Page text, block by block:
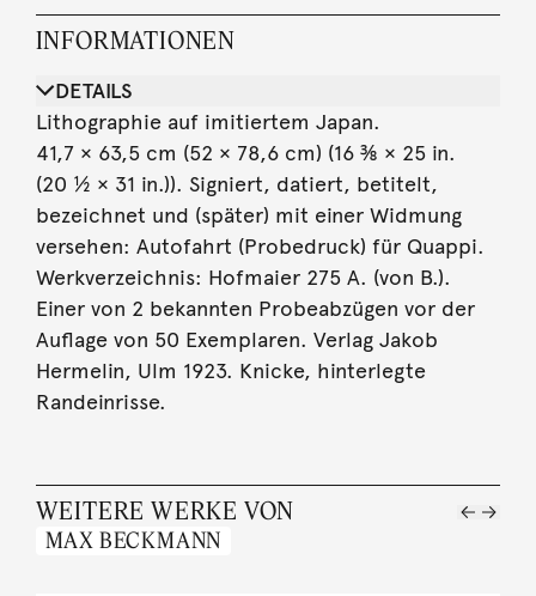
INFORMATIONEN
DETAILS
Lithographie auf imitiertem Japan.
41,7 × 63,5 cm (52 × 78,6 cm) (16 ⅜ × 25 in.
(20 ½ × 31 in.)). Signiert, datiert, betitelt,
bezeichnet und (später) mit einer Widmung
versehen: Autofahrt (Probedruck) für Quappi.
Werkverzeichnis: Hofmaier 275 A. (von B.).
Einer von 2 bekannten Probeabzügen vor der
Auflage von 50 Exemplaren. Verlag Jakob
Hermelin, Ulm 1923. Knicke, hinterlegte
Randeinrisse.
WEITERE WERKE VON
MAX BECKMANN